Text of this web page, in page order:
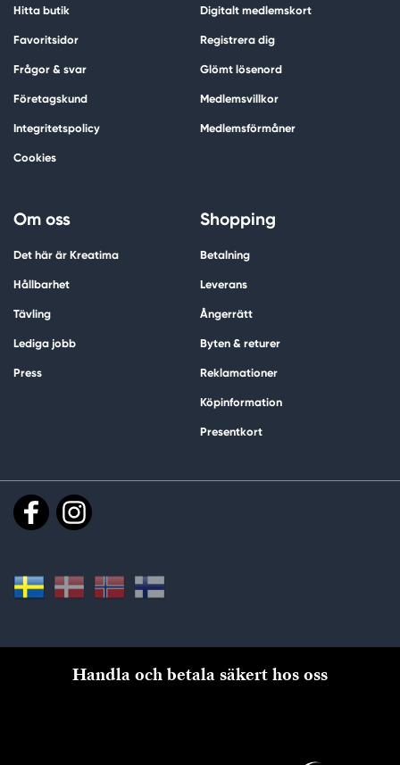
Hitta butik
Favoritsidor
Frågor & svar
Företagskund
Integritetspolicy
Cookies
Digitalt medlemskort
Registrera dig
Glömt lösenord
Medlemsvillkor
Medlemsförmåner
Om oss
Det här är Kreatima
Hållbarhet
Tävling
Lediga jobb
Press
Shopping
Betalning
Leverans
Ångerrätt
Byten & returer
Reklamationer
Köpinformation
Presentkort
Handla och betala säkert hos oss